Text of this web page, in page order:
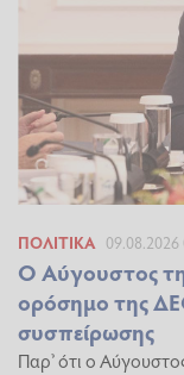
Ο Αύγουστος
ορόσημο της
συσπείρωσης
Παρ’ ότι ο
ΠΟΛΙΤΙΚΆ 09.08.2026